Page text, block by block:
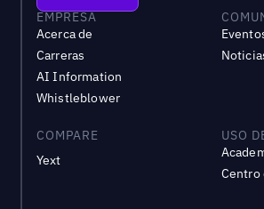
EMPRESA
Acerca de
Carreras
AI Information
Whistleblower
COMPARE
Yext
USO
Centro